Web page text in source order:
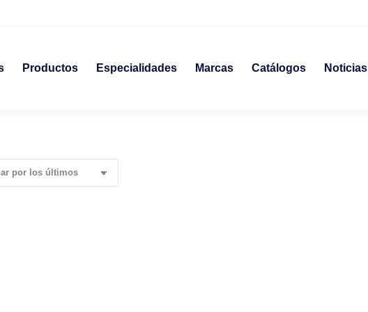
Productos Especialidades Marcas Catálogos Noticias